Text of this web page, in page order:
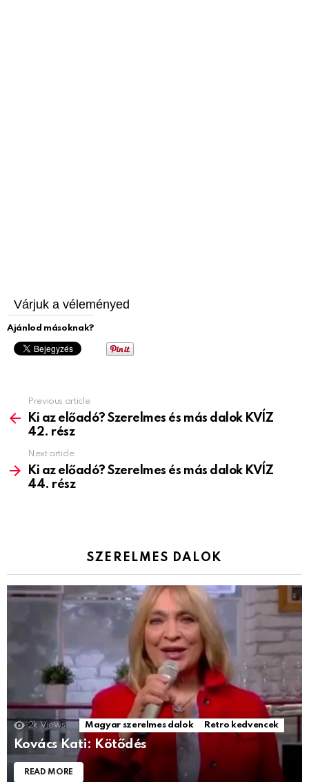
Várjuk a véleményed
Ajánlod másoknak?
more
Previous article
Ki az előadó? Szerelmes és más dalok KVÍZ
42. rész
Next article
Ki az előadó? Szerelmes és más dalok KVÍZ
44. rész
SZERELMES DALOK
2k Views Magyar szerelmes dalok Retro kedvencek
Kovács Kati: Kötődés
READ MORE